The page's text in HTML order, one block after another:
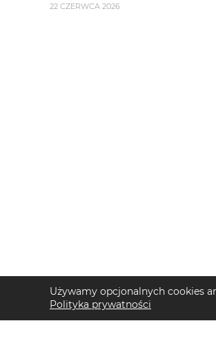
22 CZERWCA 2026
Używamy opcjonalnych cookies
Polityka prywatności